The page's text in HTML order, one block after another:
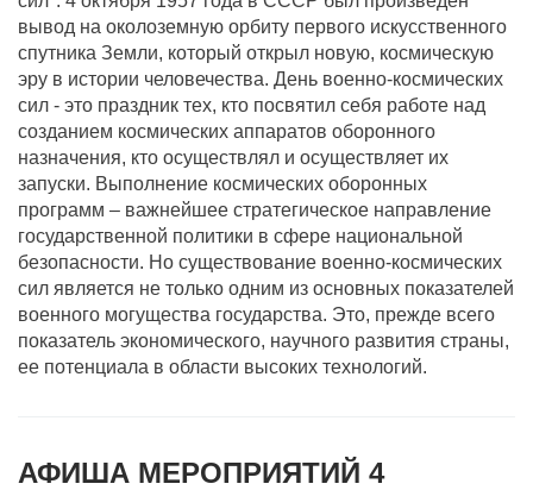
вывод на околоземную орбиту первого искусственного
спутника Земли, который открыл новую, космическую
эру в истории человечества. День военно-космических
сил - это праздник тех, кто посвятил себя работе над
созданием космических аппаратов оборонного
назначения, кто осуществлял и осуществляет их
запуски. Выполнение космических оборонных
программ – важнейшее стратегическое направление
государственной политики в сфере национальной
безопасности. Но существование военно-космических
сил является не только одним из основных показателей
военного могущества государства. Это, прежде всего
показатель экономического, научного развития страны,
ее потенциала в области высоких технологий.
АФИША МЕРОПРИЯТИЙ 4